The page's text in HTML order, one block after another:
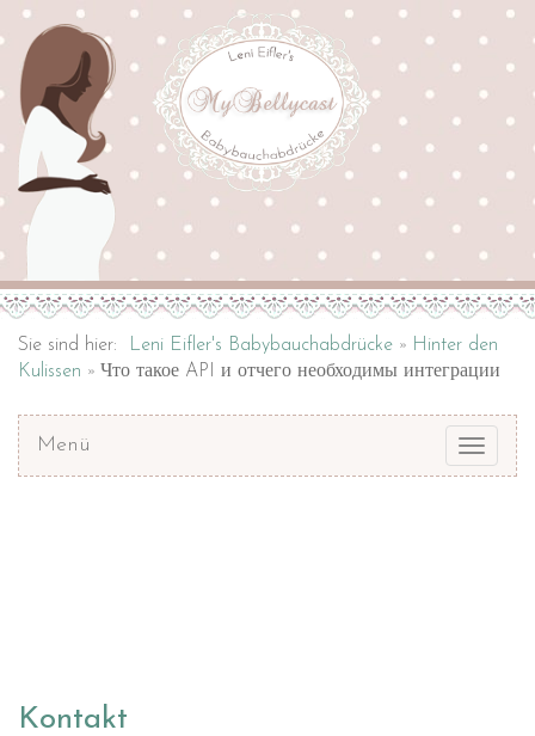
Sie sind hier: Leni Eifler's Babybauchabdrücke
Hinter den
Kulissen
Что такое API и отчего необходимы интеграции
Toggle
Menü
Kontakt